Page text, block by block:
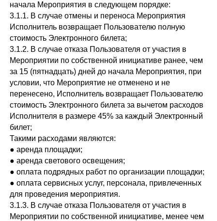
начала Мероприятия в следующем порядке:
3.1.1. В случае отмены и переноса Мероприятия
Исполнитель возвращает Пользователю полную
стоимость Электронного билета;
3.1.2. В случае отказа Пользователя от участия в
Мероприятии по собственной инициативе ранее, чем
за 15 (пятнадцать) дней до начала Мероприятия, при
условии, что Мероприятие не отменено и не
перенесено, Исполнитель возвращает Пользователю
стоимость Электронного билета за вычетом расходов
Исполнителя в размере 45% за каждый Электронный
билет;
Такими расходами являются:
● аренда площадки;
● аренда светового освещения;
● оплата подрядных работ по организации площадки;
● оплата сервисных услуг, персонала, привлеченных
для проведения мероприятия.
3.1.3. В случае отказа Пользователя от участия в
Мероприятии по собственной инициативе, менее чем